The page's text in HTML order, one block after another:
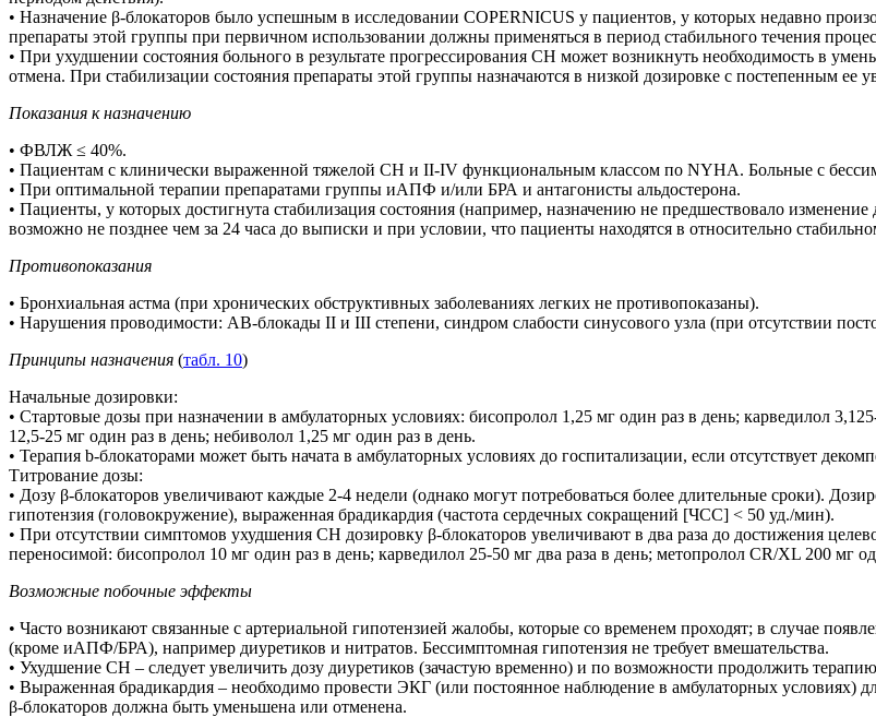
• Назначение β-блокаторов было успешным в исследовании COPERNICUS у пациентов, у которых недавно
препараты этой группы при первичном использовании должны применяться в период стабильного течения
• При ухудшении состояния больного в результате прогрессирования СН может возникнуть необходимость в
отмена. При стабилизации состояния препараты этой группы назначаются в низкой дозировке с постепенным ее
Показания к назначению
• ФВЛЖ ≤ 40%.
• Пациентам с клинически выраженной тяжелой СН и II-IV функциональным классом по NYHA. Больные с
• При оптимальной терапии препаратами группы иАПФ и/или БРА и антагонисты альдостерона.
• Пациенты, у которых достигнута стабилизация состояния (например, назначению не предшествовало
возможно не позднее чем за 24 часа до выписки и при условии, что пациенты находятся в относительно
Противопоказания
• Бронхиальная астма (при хронических обструктивных заболеваниях легких не противопоказаны).
• Нарушения проводимости: АВ-блокады II и III степени, синдром слабости синусового узла (при отсутствии
Принципы назначения (табл. 10)
Начальные дозировки:
• Стартовые дозы при назначении в амбулаторных условиях: бисопролол 1,25 мг один раз в день; карведилол
12,5-25 мг один раз в день; небиволол 1,25 мг один раз в день.
• Терапия b-блокаторами может быть начата в амбулаторных условиях до госпитализации, если отсутствует
Титрование дозы:
• Дозу β-блокаторов увеличивают каждые 2-4 недели (однако могут потребоваться более длительные сроки).
гипотензия (головокружение), выраженная брадикардия (частота сердечных сокращений [ЧСС] < 50 уд./мин).
• При отсутствии симптомов ухудшения СН дозировку β-блокаторов увеличивают в два раза до достижения
переносимой: бисопролол 10 мг один раз в день; карведилол 25-50 мг два раза в день; метопролол CR/XL 200 мг
Возможные побочные эффекты
• Часто возникают связанные с артериальной гипотензией жалобы, которые со временем проходят; в случае
(кроме иАПФ/БРА), например диуретиков и нитратов. Бессимптомная гипотензия не требует вмешательства.
• Ухудшение СН – следует увеличить дозу диуретиков (зачастую временно) и по возможности продолжить
• Выраженная брадикардия – необходимо провести ЭКГ (или постоянное наблюдение в амбулаторных условиях)
β-блокаторов должна быть уменьшена или отменена.